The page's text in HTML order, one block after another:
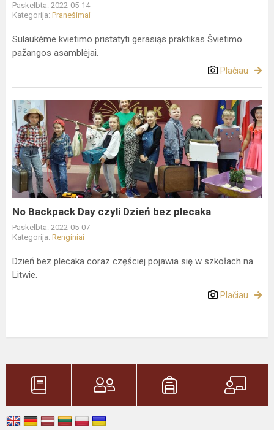
Paskelbta: 2022-05-14
Kategorija: Pranešimai
Sulaukėme kvietimo pristatyti gerasiąs praktikas Švietimo
pažangos asamblėjai.
Plačiau
No
Backpack
Day
czyli
Dzień
bez
plecaka
No Backpack Day czyli Dzień bez plecaka
Paskelbta: 2022-05-07
Kategorija: Renginiai
Dzień bez plecaka coraz częściej pojawia się w szkołach na
Litwie.
Plačiau